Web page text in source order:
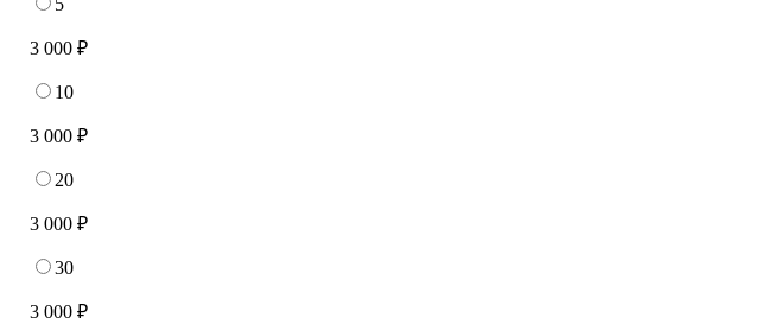
5
3 000 ₽
10
3 000 ₽
20
3 000 ₽
30
3 000 ₽